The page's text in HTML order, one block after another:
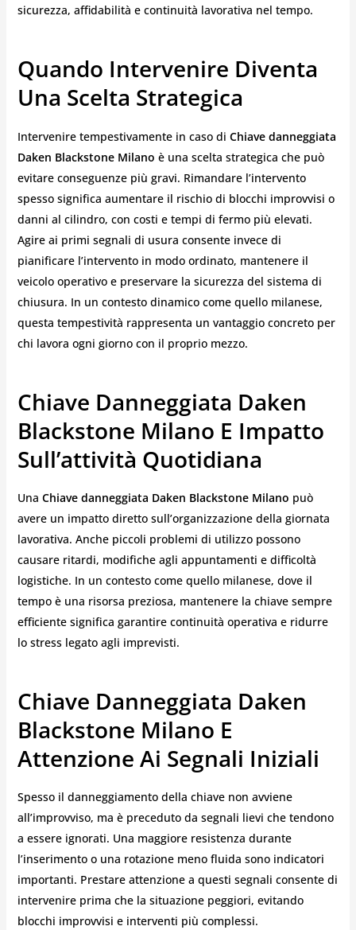
sicurezza, affidabilità e continuità lavorativa nel tempo.
Quando Intervenire Diventa
Una Scelta Strategica
Intervenire tempestivamente in caso di Chiave danneggiata
Daken Blackstone Milano è una scelta strategica che può
evitare conseguenze più gravi. Rimandare l’intervento
spesso significa aumentare il rischio di blocchi improvvisi o
danni al cilindro, con costi e tempi di fermo più elevati.
Agire ai primi segnali di usura consente invece di
pianificare l’intervento in modo ordinato, mantenere il
veicolo operativo e preservare la sicurezza del sistema di
chiusura. In un contesto dinamico come quello milanese,
questa tempestività rappresenta un vantaggio concreto per
chi lavora ogni giorno con il proprio mezzo.
Chiave Danneggiata Daken
Blackstone Milano E Impatto
Sull’attività Quotidiana
Una Chiave danneggiata Daken Blackstone Milano può
avere un impatto diretto sull’organizzazione della giornata
lavorativa. Anche piccoli problemi di utilizzo possono
causare ritardi, modifiche agli appuntamenti e difficoltà
logistiche. In un contesto come quello milanese, dove il
tempo è una risorsa preziosa, mantenere la chiave sempre
efficiente significa garantire continuità operativa e ridurre
lo stress legato agli imprevisti.
Chiave Danneggiata Daken
Blackstone Milano E
Attenzione Ai Segnali Iniziali
Spesso il danneggiamento della chiave non avviene
all’improvviso, ma è preceduto da segnali lievi che tendono
a essere ignorati. Una maggiore resistenza durante
l’inserimento o una rotazione meno fluida sono indicatori
importanti. Prestare attenzione a questi segnali consente di
intervenire prima che la situazione peggiori, evitando
blocchi improvvisi e interventi più complessi.